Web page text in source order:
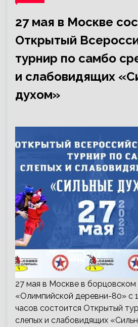
27 мая в Москве
Открытый
турнир по самбо
и слабовидящих
духом»
27 мая в Москве в борцовском
«Олимпийской деревни-80» с
часов состоится Открытый
слепых и слабовидящих